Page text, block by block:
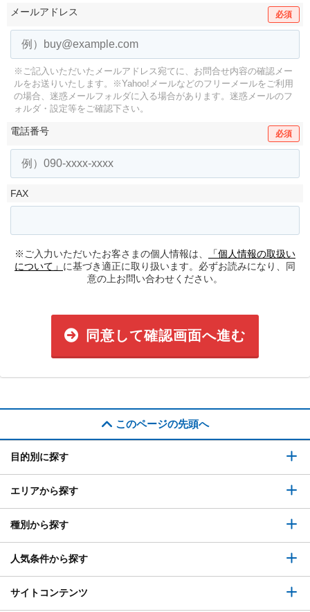
メールアドレス 必須
※ご記入いただいたメールアドレス宛てに、お問合せ内容の確認メー
ルをお送りいたします。
※Yahoo!メールなどのフリーメールをご利用
の場合、迷惑メールフォルダに入る場合があります。 迷惑メールのフ
ォルダ・設定等をご確認下さい。
電話番号 必須
FAX
※ご入力いただいたお客さまの個人情報は、
「個人情報の取扱い
について」 に基づき適正に取り扱います。必ずお読みになり、同
意の上お問い合わせください。
同意して確認画面へ進む
このページの先頭へ
目的別に探す
エリアから探す
種別から探す
人気条件から探す
サイトコンテンツ